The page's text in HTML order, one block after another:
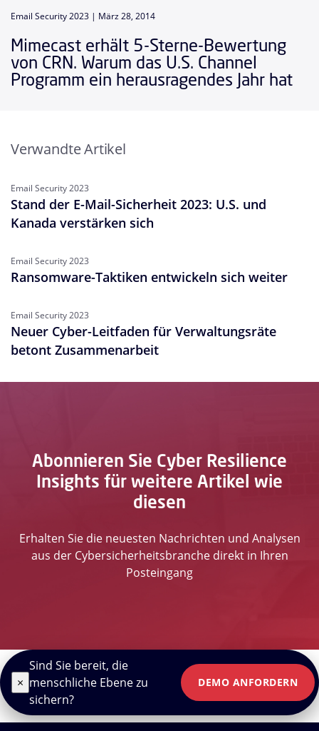
Email Security 2023 | März 28, 2014
Mimecast erhält 5-Sterne-Bewertung
von CRN. Warum das U.S. Channel
Programm ein herausragendes Jahr hat
Verwandte Artikel
Email Security 2023
Stand der E-Mail-Sicherheit 2023: U.S. und
Kanada verstärken sich
Email Security 2023
Ransomware-Taktiken entwickeln sich weiter
Email Security 2023
Neuer Cyber-Leitfaden für Verwaltungsräte
betont Zusammenarbeit
Abonnieren Sie Cyber Resilience
Insights für weitere Artikel wie
diesen
Erhalten Sie die neuesten Nachrichten und Analysen
aus der Cybersicherheitsbranche direkt in Ihren
Posteingang
×
Sind Sie bereit, die
menschliche Ebene zu
sichern?
DEMO ANFORDERN